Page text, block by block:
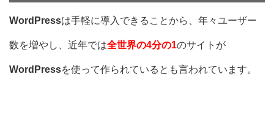
WordPressは手軽に導入できることから、年々ユーザー
数を増やし、近年では全世界の4分の1のサイトが
WordPressを使って作られているとも言われています。